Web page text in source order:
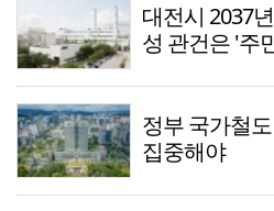
대전시 2037
성 관건은 '주
정부 국가철
집중해야